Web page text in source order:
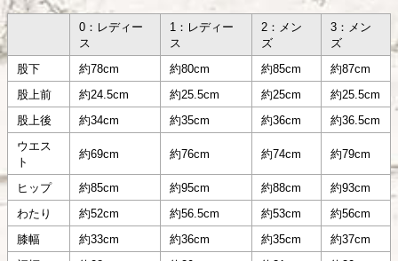
0：レディー
ス
1：レディー
ス
2：メン
ズ
3：メン
ズ
股下
約78cm 約80cm 約85cm
約87cm
股上前
約24.5cm 約25.5cm 約25cm
約25.5cm
股上後
約34cm 約35cm 約36cm
約36.5cm
ウエス
ト
約69cm 約76cm 約74cm 約79cm
ヒップ 約85cm 約95cm 約88cm
約93cm
わたり
約52cm 約56.5cm 約53cm
約56cm
膝幅
約33cm 約36cm 約35cm
約37cm